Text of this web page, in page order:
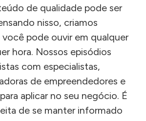
de qualidade pode ser
nisso, criamos
você pode ouvir em qualquer
hora. Nossos episódios
com especialistas,
de empreendedores e
aplicar no seu negócio. É
de se manter informado